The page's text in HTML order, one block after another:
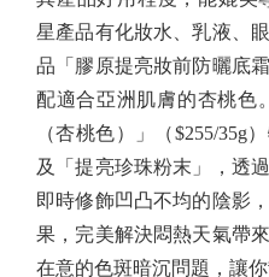
星產品有化妝水、乳液、
品「膠原提亮妝前防曬底
配適合亞洲肌膚的杏桃色
（杏桃色）」（$255/35g
及「提亮珍珠粉末」，透
即時修飾凹凸不均的陰影
果，完美解決悶熱天氣帶
在意的色斑暗沉問題，讓